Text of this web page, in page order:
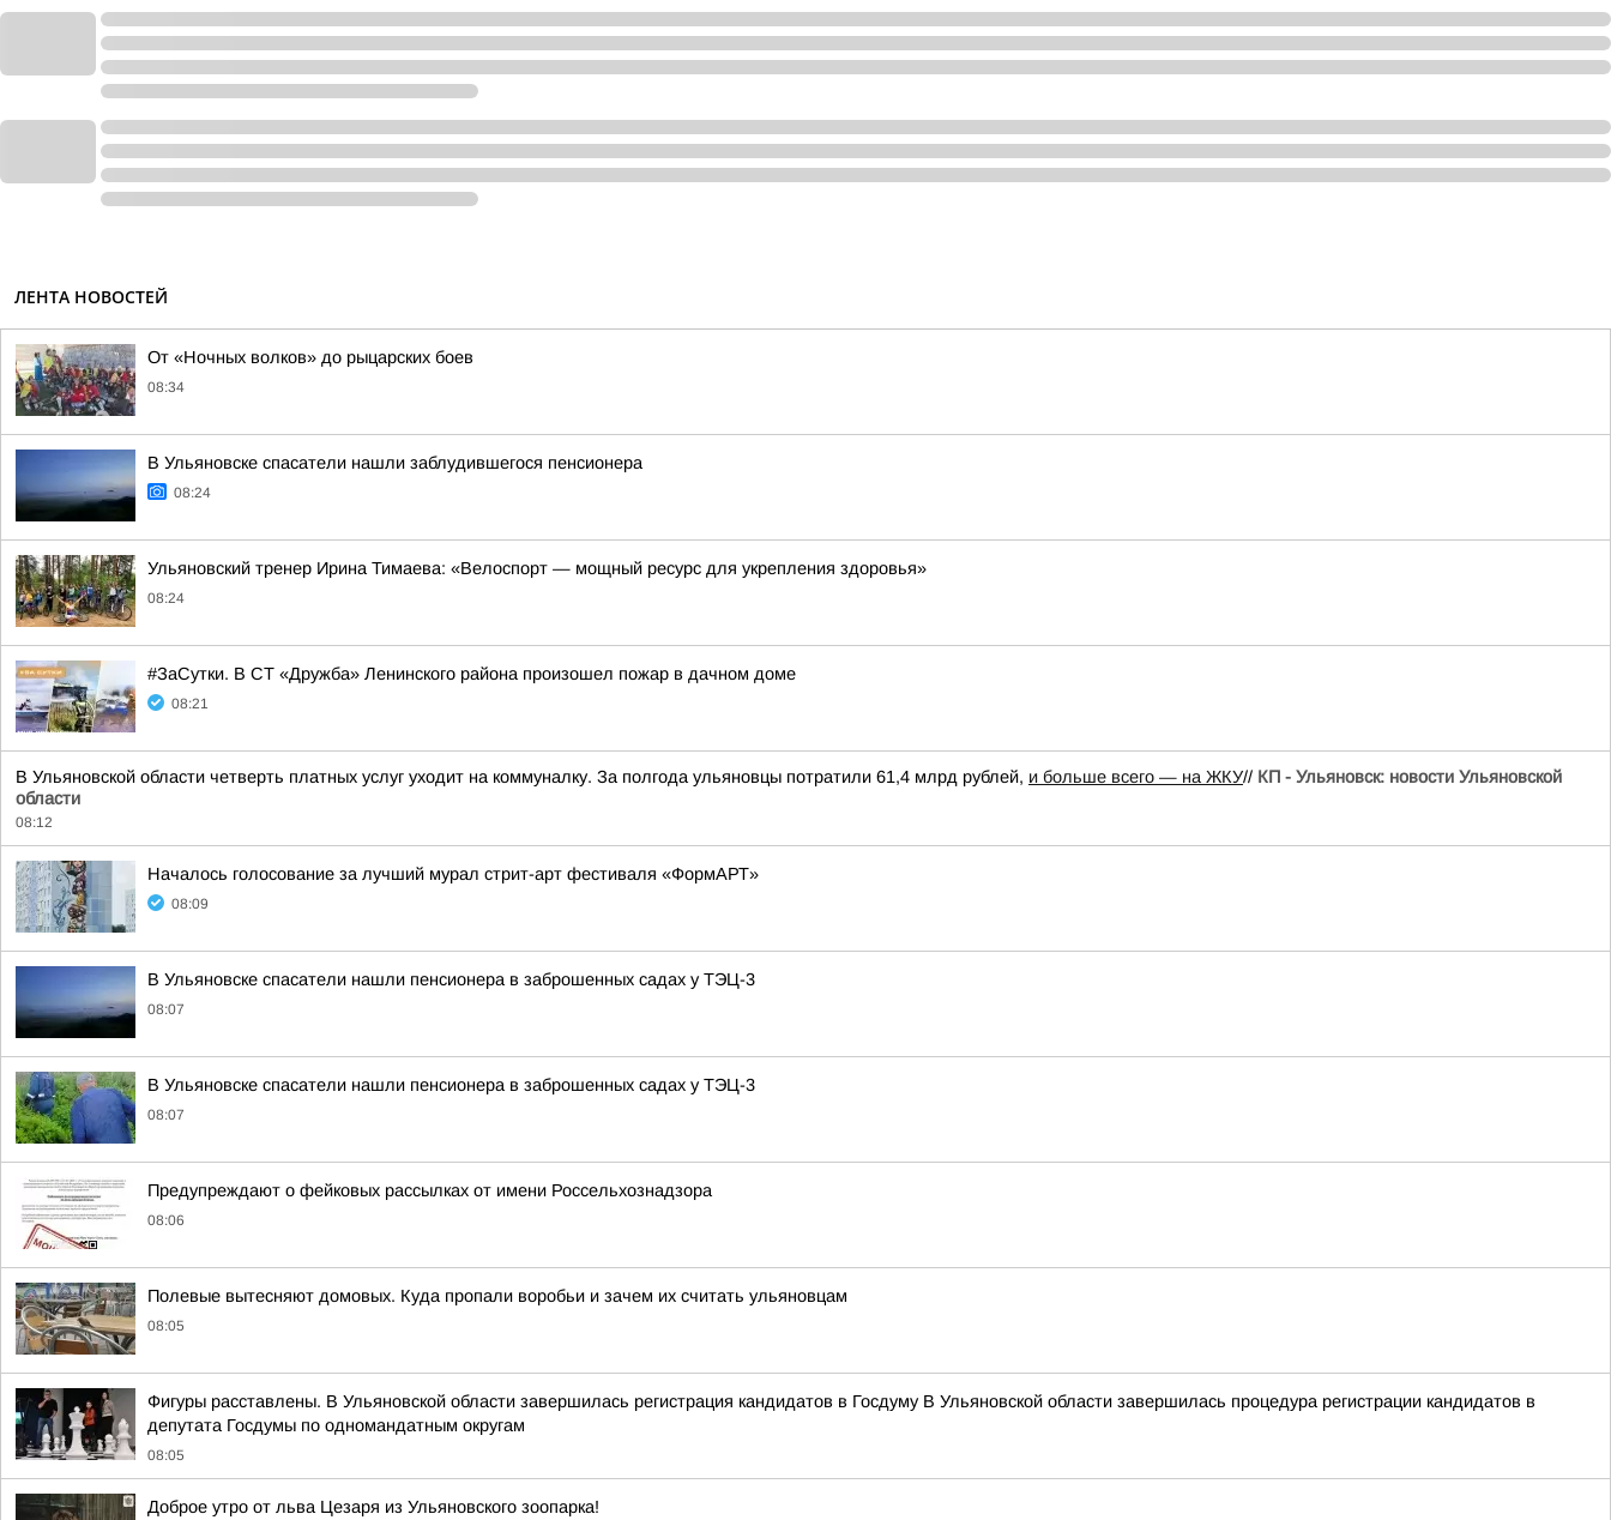
ЛЕНТА НОВОСТЕЙ
От «Ночных волков» до рыцарских боев
08:34
В Ульяновске спасатели нашли заблудившегося пенсионера
08:24
Ульяновский тренер Ирина Тимаева: «Велоспорт — мощный ресурс для укрепления здоровья»
08:24
#ЗаСутки. В СТ «Дружба» Ленинского района произошел пожар в дачном доме
08:21
В Ульяновской области четверть платных услуг уходит на коммуналку. За полгода ульяновцы потратили 61,4 млрд рублей, и больше всего — на ЖКУ// КП - Ульяновск: новости Ульяновской
области
08:12
Началось голосование за лучший мурал стрит-арт фестиваля «ФормАРТ»
08:09
В Ульяновске спасатели нашли пенсионера в заброшенных садах у ТЭЦ-3
08:07
В Ульяновске спасатели нашли пенсионера в заброшенных садах у ТЭЦ-3
08:07
Предупреждают о фейковых рассылках от имени Россельхознадзора
08:06
Полевые вытесняют домовых. Куда пропали воробьи и зачем их считать ульяновцам
08:05
Фигуры расставлены. В Ульяновской области завершилась регистрация кандидатов в Госдуму В Ульяновской области завершилась процедура регистрации кандидатов в
депутата Госдумы по одномандатным округам
08:05
Доброе утро от льва Цезаря из Ульяновского зоопарка!